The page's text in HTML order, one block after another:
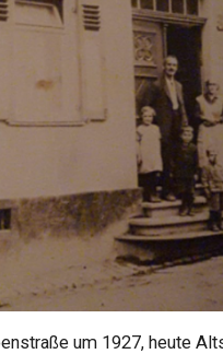
um 1927, heute